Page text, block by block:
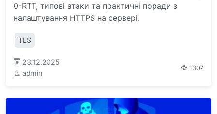
0-RTT, типові атаки та практичні поради з
налаштування HTTPS на сервері.
TLS
23.12.2025
admin
1307